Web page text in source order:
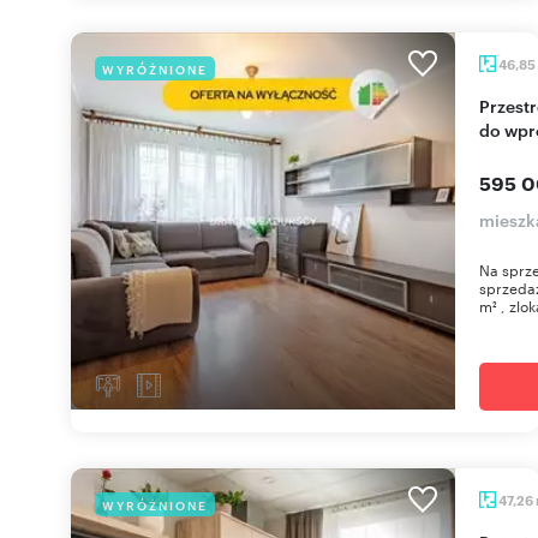
WYRÓŻNIONE 46,85
Przestronne 3-pokoje na os. Kalinowym - gotowe
do
595
Na
m² ,
WYRÓŻNIONE 47,26